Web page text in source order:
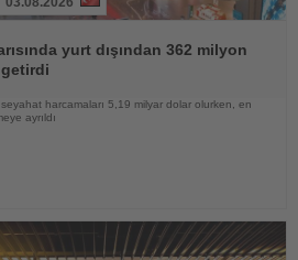
yurt dışından 362 milyon
harcamaları 5,19 milyar dolar olurken, en
ayrıldı